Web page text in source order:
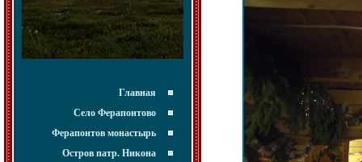
Главная
Село Ферапонтово
Ферапонтов монастырь
Остров патр. Никона